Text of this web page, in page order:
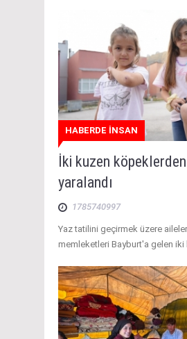
HABERDE İNSAN
İki kuzen
yaralandı
1785740997
Yaz tatilini geçirmek üzere
memleketleri Bayburt'a gelen iki